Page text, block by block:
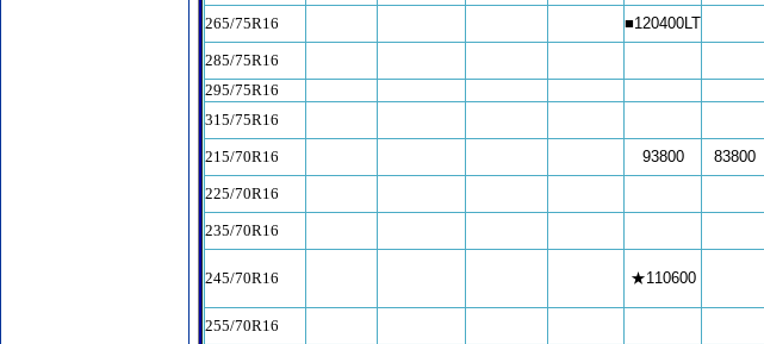
265/75R16
■120400LT
285/75R16
295/75R16
315/75R16
215/70R16
93800 83800
225/70R16
235/70R16
245/70R16 ★110600
255/70R16